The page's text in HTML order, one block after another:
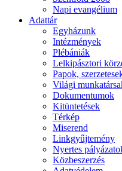
Napi evangélium
Adattár
Egyházunk
Intézmények
Plébániák
Lelkipásztori
Papok,
Világi
Dokumentumok
Kitüntetések
Térkép
Miserend
Linkgyűjtemény
Nyertes
Közbeszerzés